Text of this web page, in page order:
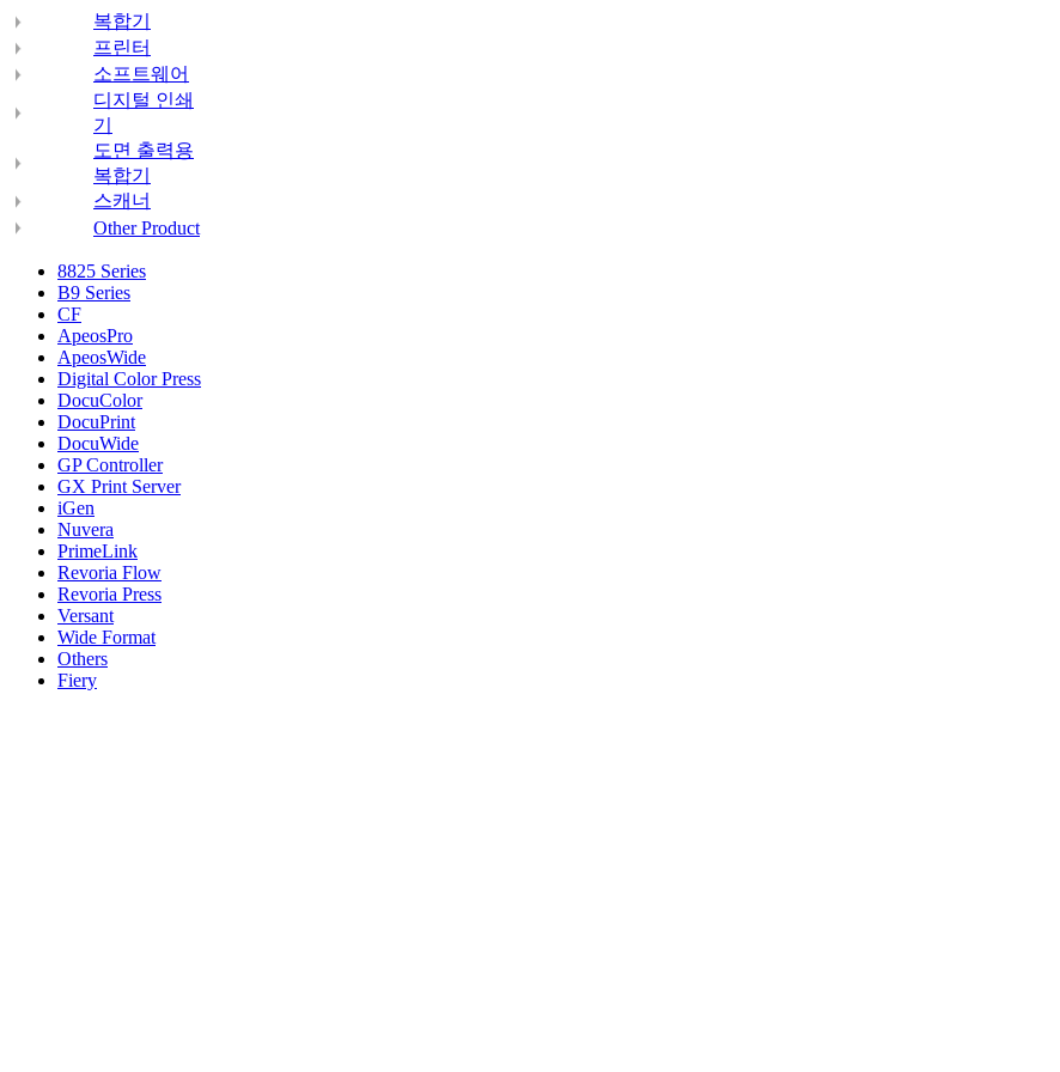
복합기
프린터
소프트웨어
디지털 인쇄
기
도면 출력용
복합기
스캐너
Other Product
8825 Series
B9 Series
CF
ApeosPro
ApeosWide
Digital Color Press
DocuColor
DocuPrint
DocuWide
GP Controller
GX Print Server
iGen
Nuvera
PrimeLink
Revoria Flow
Revoria Press
Versant
Wide Format
Others
Fiery